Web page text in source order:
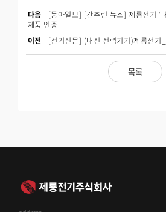
목록
다음
[동아일보] [간추린 뉴스] 제룡전기 ‘
제품 인증
이전 [전기신문] (내진 전력기기)제룡전기